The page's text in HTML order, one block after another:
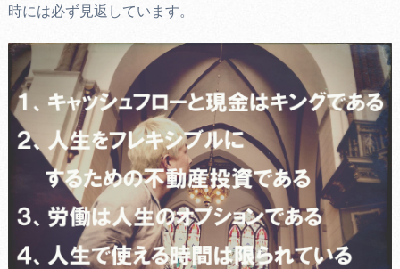
時には必ず見返しています。